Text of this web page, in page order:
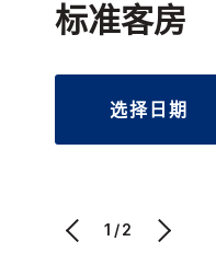
标准客房
选择日期
1/2